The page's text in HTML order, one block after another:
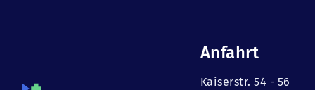
Anfahrt
Kaiserstr. 54 - 56